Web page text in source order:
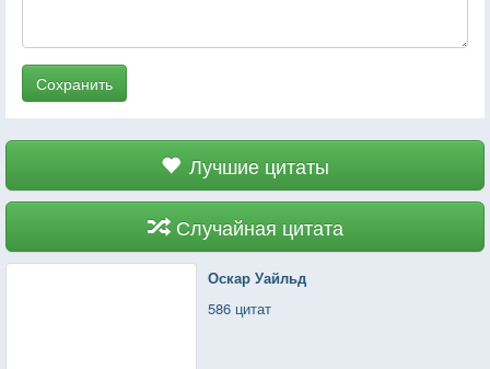
Сохранить
Лучшие цитаты
Случайная цитата
Оскар Уайльд
586 цитат